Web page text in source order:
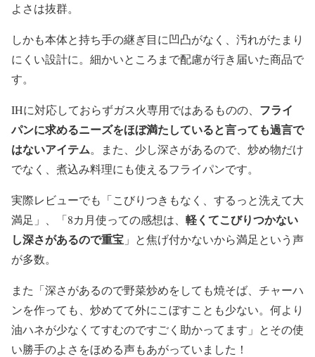
よさは抜群。
しかも本体と持ち手の継ぎ目に凹凸がなく、汚れがたまり
にくい設計に。細かいところまで配慮が行き届いた商品で
す。
IHに対応しておらずガス火専用ではあるものの、 フライ
パンに求めるニーズをほぼ満たしていると言っても過言で
はないアイテム。また、少し深さがあるので、炒め物だけ
でなく、煮込み料理にも使えるフライパンです。
実際レビューでも「こびりつきもなく、するっと洗えて大
満足」、「8カ月使っての感想は、 軽くてこびりつかない
し深さがあるので重宝 」と焦げ付かないから満足という声
が多数。
また「深さがあるので野菜炒めをしても焼そば、チャーハ
ンを作っても、炒めてて外にこぼすことも少ない。何より
油ハネが少なくてすむのですごく助かってます」とその使
い勝手のよさをほめる声もあがっていました！